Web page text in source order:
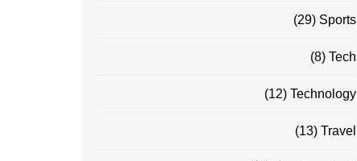
Sports
(29)
Tech
(8)
Technology
(12)
Travel
(13)